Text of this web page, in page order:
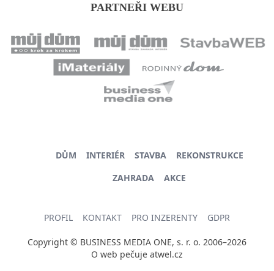
PARTNEŘI WEBU
DŮM INTERIÉR STAVBA
REKONSTRUKCE
ZAHRADA
AKCE
PROFIL KONTAKT PRO INZERENTY GDPR
Copyright © BUSINESS MEDIA ONE, s. r. o. 2006–2026